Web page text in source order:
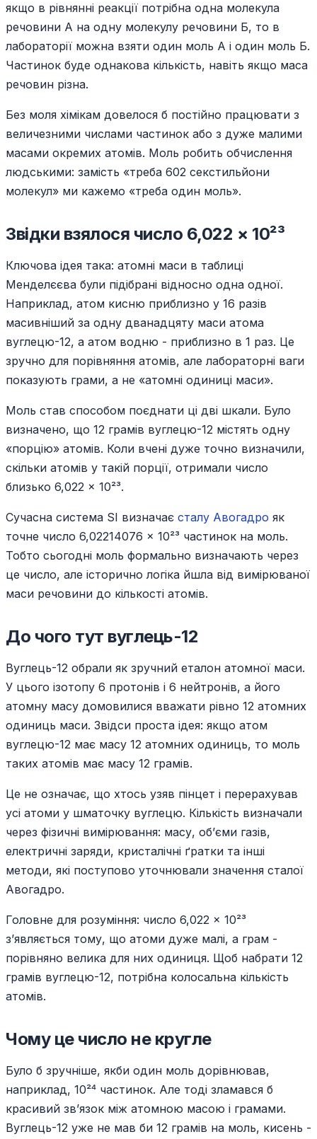
якщо в рівнянні реакції потрібна одна молекула
речовини А на одну молекулу речовини Б, то в
лабораторії можна взяти один моль А і один моль Б.
Частинок буде однакова кількість, навіть якщо маса
речовин різна.
Без моля хімікам довелося б постійно працювати з
величезними числами частинок або з дуже малими
масами окремих атомів. Моль робить обчислення
людськими: замість «треба 602 секстильйони
молекул» ми кажемо «треба один моль».
Звідки взялося число 6,022 × 10²³
Ключова ідея така: атомні маси в таблиці
Менделєєва були підібрані відносно одна одної.
Наприклад, атом кисню приблизно у 16 разів
масивніший за одну дванадцяту маси атома
вуглецю-12, а атом водню - приблизно в 1 раз. Це
зручно для порівняння атомів, але лабораторні ваги
показують грами, а не «атомні одиниці маси».
Моль став способом поєднати ці дві шкали. Було
визначено, що 12 грамів вуглецю-12 містять одну
«порцію» атомів. Коли вчені дуже точно визначили,
скільки атомів у такій порції, отримали число
близько 6,022 × 10²³.
Сучасна система SI визначає сталу Авогадро як
точне число 6,02214076 × 10²³ частинок на моль.
Тобто сьогодні моль формально визначають через
це число, але історично логіка йшла від вимірюваної
маси речовини до кількості атомів.
До чого тут вуглець-12
Вуглець-12 обрали як зручний еталон атомної маси.
У цього ізотопу 6 протонів і 6 нейтронів, а його
атомну масу домовилися вважати рівно 12 атомних
одиниць маси. Звідси проста ідея: якщо атом
вуглецю-12 має масу 12 атомних одиниць, то моль
таких атомів має масу 12 грамів.
Це не означає, що хтось узяв пінцет і перерахував
усі атоми у шматочку вуглецю. Кількість визначали
через фізичні вимірювання: масу, об’єми газів,
електричні заряди, кристалічні ґратки та інші
методи, які поступово уточнювали значення сталої
Авогадро.
Головне для розуміння: число 6,022 × 10²³
з’являється тому, що атоми дуже малі, а грам -
порівняно велика для них одиниця. Щоб набрати 12
грамів вуглецю-12, потрібна колосальна кількість
атомів.
Чому це число не кругле
Було б зручніше, якби один моль дорівнював,
наприклад, 10²⁴ частинок. Але тоді зламався б
красивий зв’язок між атомною масою і грамами.
Вуглець-12 уже не мав би 12 грамів на моль, кисень -